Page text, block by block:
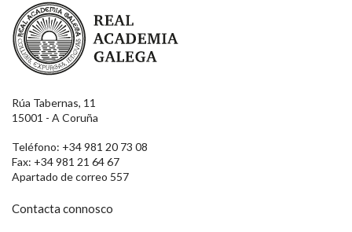
Real Academia Galega
Rúa Tabernas, 11
15001 - A Coruña
Teléfono: +34 981 20 73 08
Fax: +34 981 21 64 67
Apartado de correo 557
Contacta connosco